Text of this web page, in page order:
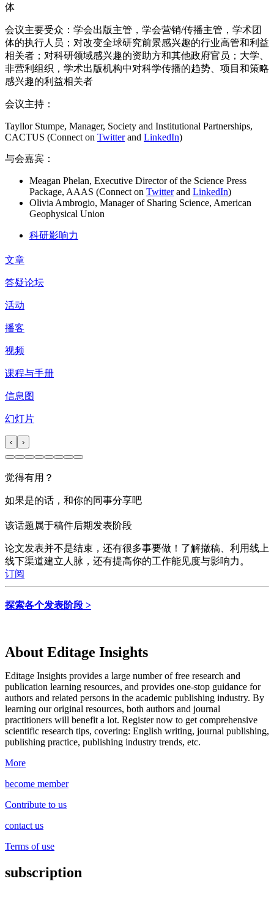
体
会议主要受众：学会出版主管，学会营销/传播主管，学术团
体的执行人员；对改变全球研究前景感兴趣的行业高管和利益
相关者；对科研领域感兴趣的资助方和其他政府官员；大学、
非营利组织，学术出版机构中对科学传播的趋势、项目和策略
感兴趣的利益相关者
会议主持：
Tayllor Stumpe, Manager, Society and Institutional Partnerships,
CACTUS (Connect on Twitterand LinkedIn)
与会嘉宾：
Meagan Phelan, Executive Director of the Science Press
Package, AAAS (Connect on Twitterand LinkedIn)
Olivia Ambrogio, Manager of Sharing Science, American
Geophysical Union
科研影响力
文章
答疑论坛
活动
播客
视频
课程与手册
信息图
幻灯片
‹ ›
觉得有用？
如果是的话，和你的同事分享吧
该话题属于稿件后期发表阶段
论文发表并不是结束，还有很多事要做！了解撤稿、利用线上
线下渠道建立人脉，还有提高你的工作能见度与影响力。
订阅
探索各个发表阶段 >
About Editage Insights
Editage Insights provides a large number of free research and
publication learning resources, and provides one-stop guidance for
authors and related persons in the academic publishing industry. By
learning our original resources, both authors and journal
practitioners will benefit a lot. Register now to get comprehensive
scientific research tips, covering: English writing, journal publishing,
publishing practice, publishing industry trends, etc.
More
become member
Contribute to us
contact us
Terms of use
subscription